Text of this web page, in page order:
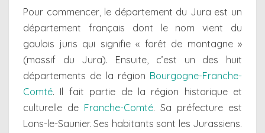
Pour commencer, le département du Jura est un
département français dont le nom vient du
gaulois juris qui signifie « forêt de montagne »
(massif du Jura). Ensuite, c’est un des huit
départements de la région Bourgogne-Franche-
Comté. Il fait partie de la région historique et
culturelle de Franche-Comté. Sa préfecture est
Lons-le-Saunier. Ses habitants sont les Jurassiens.